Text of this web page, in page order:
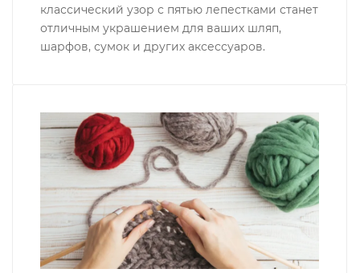
классический узор с пятью лепестками станет
отличным украшением для ваших шляп,
шарфов, сумок и других аксессуаров.